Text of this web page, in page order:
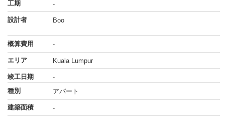
工期 -
設計者 Boo
概算費用 -
エリア Kuala Lumpur
竣工日期
-
種別
アパート
建築面積 -